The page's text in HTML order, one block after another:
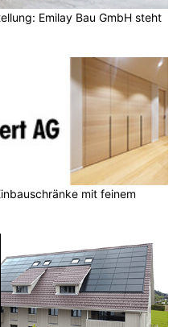
Emilay Bau GmbH steht
mit feinem